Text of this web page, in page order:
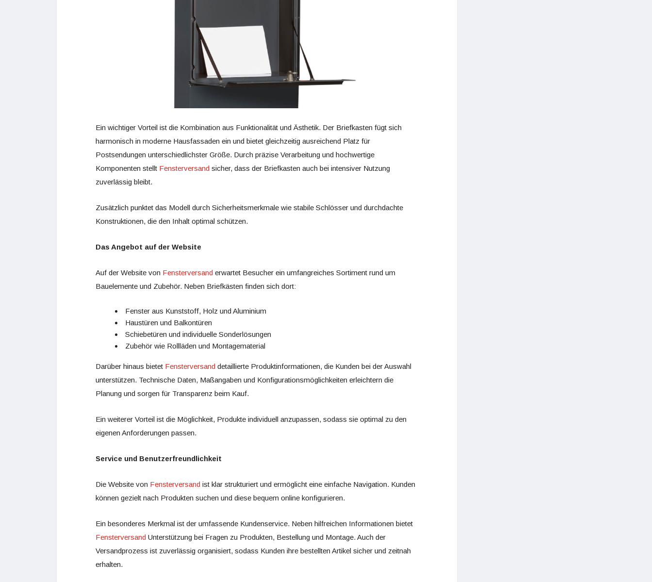
Ein wichtiger Vorteil ist die Kombination aus Funktionalität und Ästhetik. Der Briefkasten fügt sich
harmonisch in moderne Hausfassaden ein und bietet gleichzeitig ausreichend Platz für
Postsendungen unterschiedlichster Größe. Durch präzise Verarbeitung und hochwertige
Komponenten stellt Fensterversand sicher, dass der Briefkasten auch bei intensiver Nutzung
zuverlässig bleibt.
Zusätzlich punktet das Modell durch Sicherheitsmerkmale wie stabile Schlösser und durchdachte
Konstruktionen, die den Inhalt optimal schützen.
Das Angebot auf der Website
Auf der Website von Fensterversand erwartet Besucher ein umfangreiches Sortiment rund um
Bauelemente und Zubehör. Neben Briefkästen finden sich dort:
Fenster aus Kunststoff, Holz und Aluminium
Haustüren und Balkontüren
Schiebetüren und individuelle Sonderlösungen
Zubehör wie Rollläden und Montagematerial
Darüber hinaus bietet Fensterversand detaillierte Produktinformationen, die Kunden bei der Auswahl
unterstützen. Technische Daten, Maßangaben und Konfigurationsmöglichkeiten erleichtern die
Planung und sorgen für Transparenz beim Kauf.
Ein weiterer Vorteil ist die Möglichkeit, Produkte individuell anzupassen, sodass sie optimal zu den
eigenen Anforderungen passen.
Service und Benutzerfreundlichkeit
Die Website von Fensterversand ist klar strukturiert und ermöglicht eine einfache Navigation. Kunden
können gezielt nach Produkten suchen und diese bequem online konfigurieren.
Ein besonderes Merkmal ist der umfassende Kundenservice. Neben hilfreichen Informationen bietet
Fensterversand Unterstützung bei Fragen zu Produkten, Bestellung und Montage. Auch der
Versandprozess ist zuverlässig organisiert, sodass Kunden ihre bestellten Artikel sicher und zeitnah
erhalten.